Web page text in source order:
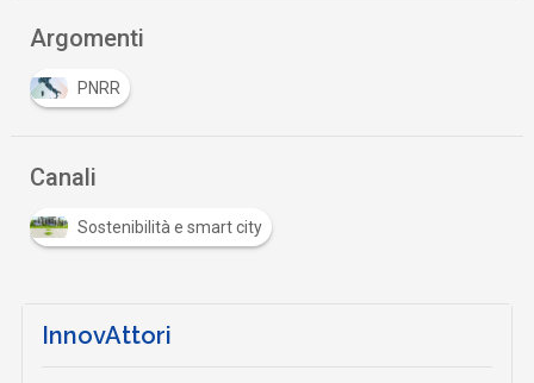
Argomenti
PNRR
Canali
Sostenibilità e smart city
InnovAttori